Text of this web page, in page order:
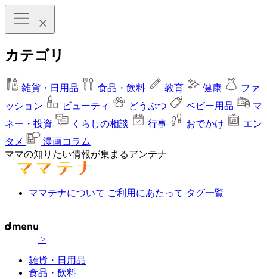
カテゴリ
雑貨・日用品 食品・飲料 教育 健康
ファ
ッション
ビューティ どうぶつ ベビー用品
マ
ネー・投資
くらしの相談 行事 おでかけ
エン
タメ
漫画コラム
ママの知りたい情報が集まるアンテナ
ママテナについて ご利用にあたって タグ一覧
>
雑貨・日用品
食品・飲料